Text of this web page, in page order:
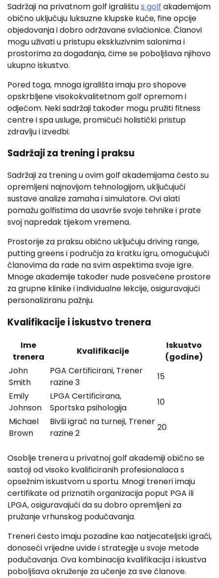
Sadržaji na privatnom golf igralištus golf akademijom
obično uključuju luksuzne klupske kuće, fine opcije
objedovanja i dobro održavane svlačionice. Članovi
mogu uživati u pristupu ekskluzivnim salonima i
prostorima za događanja, čime se poboljšava njihovo
ukupno iskustvo.
Pored toga, mnoga igrališta imaju pro shopove
opskrbljene visokokvalitetnom golf opremom i
odjećom. Neki sadržaji također mogu pružiti fitness
centre i spa usluge, promičući holistički pristup
zdravlju i izvedbi.
Sadržaji za trening i praksu
Sadržaji za trening u ovim golf akademijama često su
opremljeni najnovijom tehnologijom, uključujući
sustave analize zamaha i simulatore. Ovi alati
pomažu golfistima da usavrše svoje tehnike i prate
svoj napredak tijekom vremena.
Prostorije za praksu obično uključuju driving range,
putting greens i područja za kratku igru, omogućujući
članovima da rade na svim aspektima svoje igre.
Mnoge akademije također nude posvećene prostore
za grupne klinike i individualne lekcije, osiguravajući
personaliziranu pažnju.
Kvalifikacije i iskustvo trenera
Ime
trenera
Kvalifikacije
Iskustvo
(godine)
John
Smith
PGA Certificirani, Trener
razine 3
15
Emily
Johnson
LPGA Certificirana,
Sportska psihologija
10
Michael
Brown
Bivši igrač na turneji, Trener
razine 2
20
Osoblje trenera u privatnoj golf akademiji obično se
sastoji od visoko kvalificiranih profesionalaca s
opsežnim iskustvom u sportu. Mnogi treneri imaju
certifikate od priznatih organizacija poput PGA ili
LPGA, osiguravajući da su dobro opremljeni za
pružanje vrhunskog podučavanja.
Treneri često imaju pozadine kao natjecateljski igrači,
donoseći vrijedne uvide i strategije u svoje metode
podučavanja. Ova kombinacija kvalifikacija i iskustva
poboljšava okruženje za učenje za sve članove.